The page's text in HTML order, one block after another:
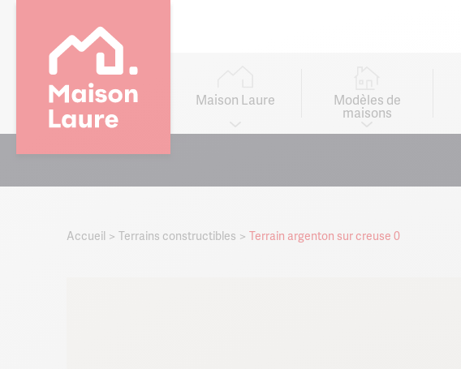
Go to
Maison Laure Modèles de
maisons
Accueil Terrains constructibles Terrain argenton sur creuse 0